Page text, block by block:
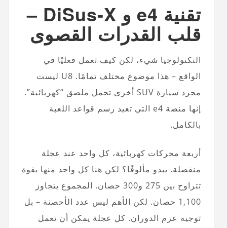
تقنية e4 و DiSus-X –
قلب القدرات القصوى
التكنولوجيا شيء، لكن كيف تعمل فعليًا في
الواقع – هذا موضوع مختلف تمامًا. U8 ليست
مجرد سيارة SUV أخرى تحمل ملصق “كهربائية”.
إنها منصة e4 التي تعيد رسم قواعد اللعبة
بالكامل.
أربعة محركات كهربائية، كل واحد عند عجلة
منفصلة. يبدو مألوفًا؟ لكن هنا كل واحد منها بقوة
تتراوح بين 275 و300 حصان. المجموع يتجاوز
1,100 حصان. لكن الأهم ليس عدد الأحصنة – بل
توجيه عزم الدوران. كل عجلة يمكن أن تعمل